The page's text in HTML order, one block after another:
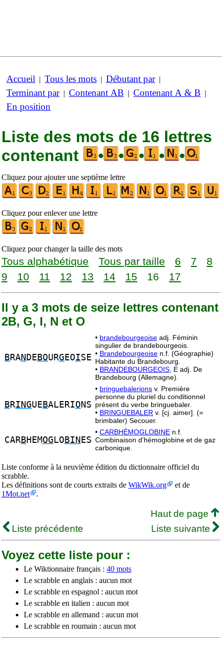
Accueil | Tous les mots | Débutant par|
Terminant par| Contenant AB | Contenant A & B |
En position
Liste des mots de 16 lettres
contenant
• • • • •
Cliquez pour ajouter une septième lettre
Cliquez pour enlever une lettre
Cliquez pour changer la taille des mots
Tous alphabétique Tous par taille 6 7
8
9
10 11 12 13 14 15 16 17
Il y a 3 mots de seize lettres contenant
2B, G, I, N et O
B RAN DE BOURG EOISE
• brandebourgeoise adj. Féminin
singulier de brandebourgeois.
• Brandebourgeoise n.f. (Géographie)
Habitante du Brandebourg.
• BRANDEBOURGEOIS, E adj. De
Brandebourg (Allemagne).
B RINGUE BALERIO NS
• bringuebalerions v. Première
personne du pluriel du conditionnel
présent du verbe bringuebaler.
• BRINGUEBALER v. [cj. aimer]. (=
brimbaler) Secouer.
CARB HEMOG LO BIN ES
• CARBHÉMOGLOBINE n.f.
Combinaison d’hémoglobine et de gaz
carbonique.
Liste conforme à la neuvième édition du dictionnaire officiel du
scrabble.
Les définitions sont de courts extraits de WikWik.org
et de
1Mot.net
.
Haut de page
Liste précédente
Liste suivante
Voyez cette liste pour :
Le Wiktionnaire français : 40 mots
Le scrabble en anglais : aucun mot
Le scrabble en espagnol : aucun mot
Le scrabble en italien : aucun mot
Le scrabble en allemand : aucun mot
Le scrabble en roumain : aucun mot